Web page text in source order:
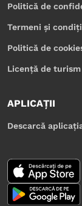
Politică de
Termeni și
Politică de
Licență de turism
APLICAȚII
Descarcă